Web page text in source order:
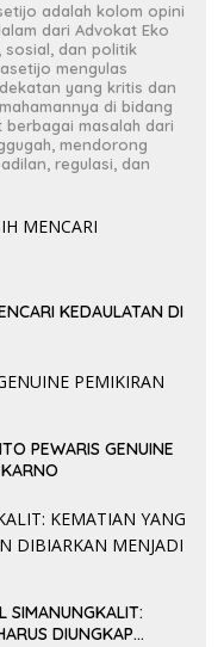
adalah kolom opini
dari Advokat Eko
sosial, dan politik
mengulas
yang kritis dan
di bidang
berbagai masalah dari
mendorong
regulasi, dan
KEDAULATAN DI
PEWARIS GENUINE
SIMANUNGKALIT:
DIUNGKAP